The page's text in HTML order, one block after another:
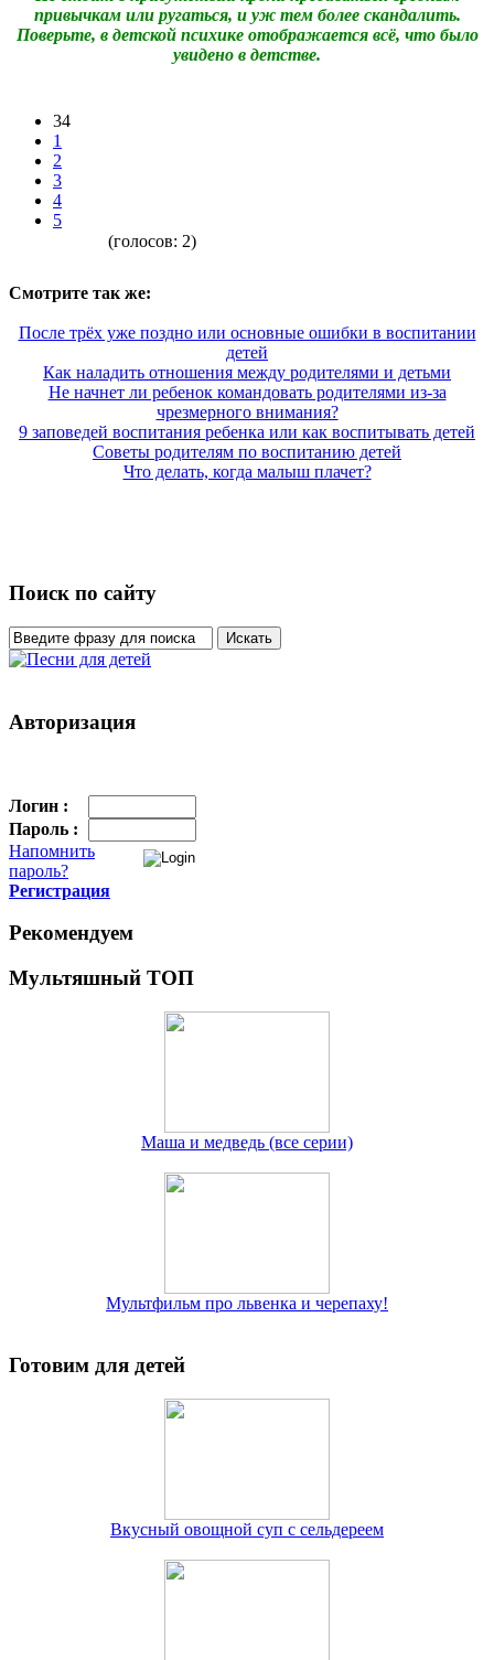
привычкам или ругаться, и уж тем более скандалить.
Поверьте, в детской психике отображается всё, что было
увидено в детстве.
34
1
2
3
4
5
(голосов: 2)
Смотрите так же:
После трёх уже поздно или основные ошибки в воспитании
детей
Как наладить отношения между родителями и детьми
Не начнет ли ребенок командовать родителями из-за
чрезмерного внимания?
9 заповедей воспитания ребенка или как воспитывать детей
Советы родителям по воспитанию детей
Что делать, когда малыш плачет?
Поиск по сайту
Авторизация
Логин :
Пароль :
Напомнить
пароль?
Регистрация
Рекомендуем
Мультяшный ТОП
Маша и медведь (все серии)
Мультфильм про львенка и черепаху!
Готовим для детей
Вкусный овощной суп с сельдереем